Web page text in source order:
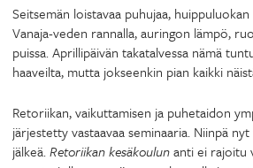
Seitsemän loistavaa puhujaa,
Vanaja-veden rannalla, auringon lämpö,
puissa. Aprillipäivän takatalvessa nämä
haaveilta, mutta jokseenkin pian kaikki
Retoriikan, vaikuttamisen ja puhetaidon
järjestetty vastaavaa seminaaria. Niinpä
jälkeä.Retoriikan kesäkoulunanti ei rajoitu